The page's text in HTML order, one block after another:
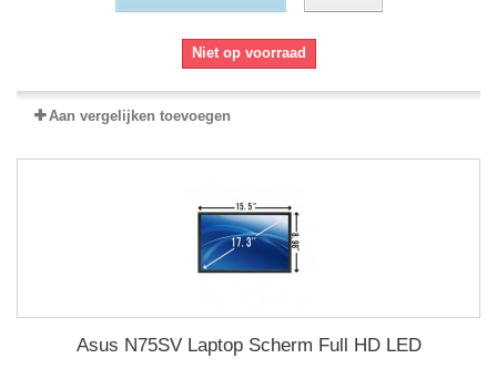
Niet op voorraad
Aan vergelijken toevoegen
Asus N75SV Laptop Scherm Full HD LED